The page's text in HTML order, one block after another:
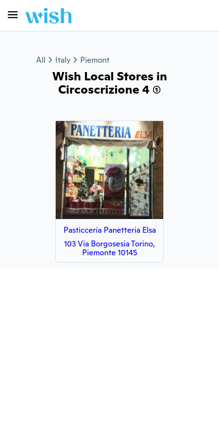
All Italy Piemont
Wish Local Stores in
Circoscrizione 4 (1)
Pasticceria Panetteria Elsa
103 Via Borgosesia Torino,
Piemonte 10145